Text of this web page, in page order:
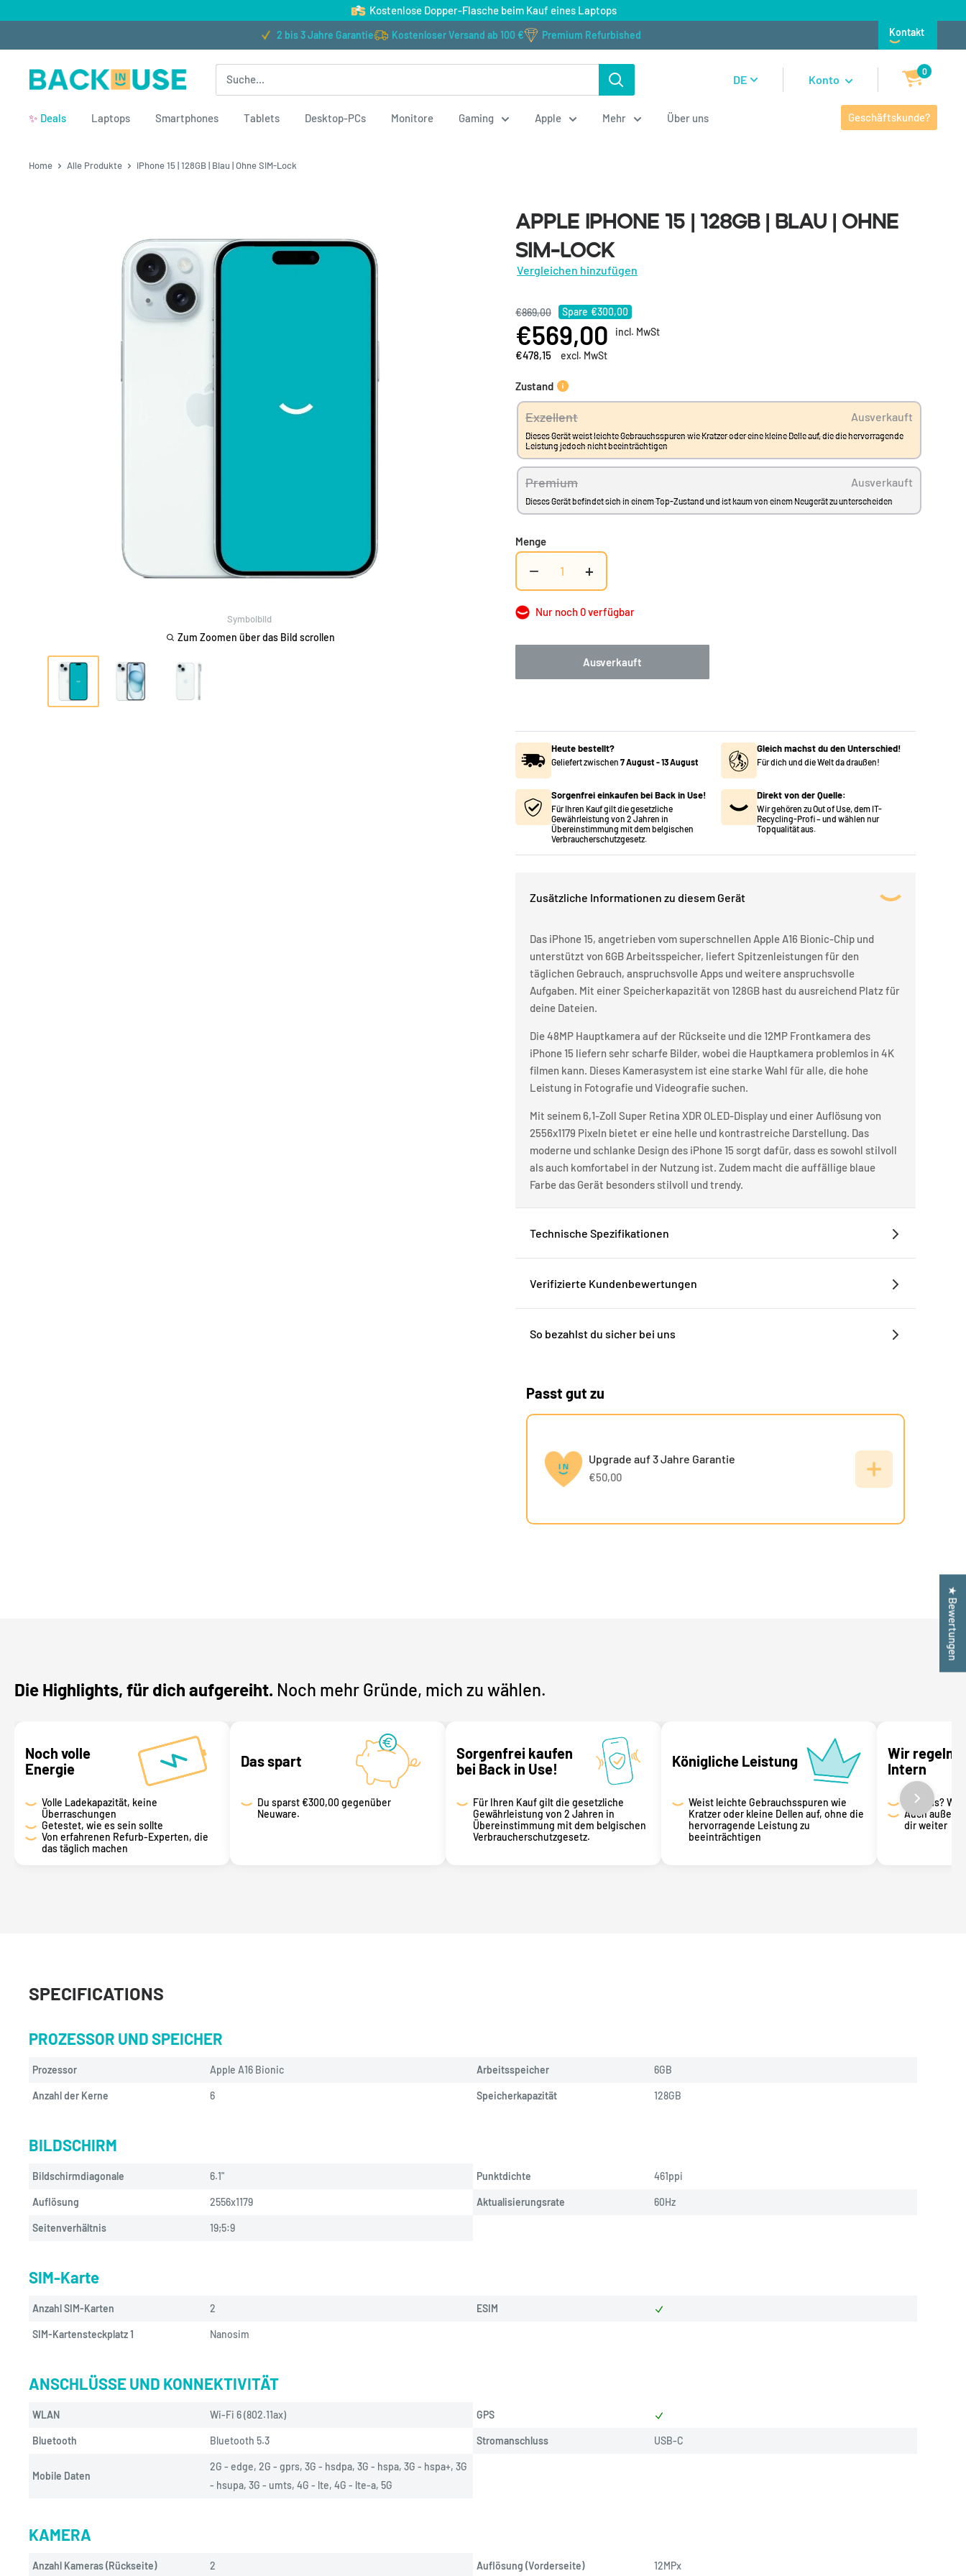
Kostenlose Dopper-Flasche beim Kauf eines Laptops
2 bis 3 Jahre Garantie Kostenloser Versand ab 100 € Premium Refurbished Kontakt
Back in Use DE Konto
0
✨ Deals Laptops Smartphones Tablets Desktop-PCs Monitore Gaming Apple Mehr Über uns Geschäftskunde?
Home Alle Produkte iPhone 15 | 128GB | Blau | Ohne SIM-Lock
Lock
€869,00 Spare€300,00
€569,00
excl. MwSt
Vergleichen hinzufügen
Symbolbild
Zum Zoomen über das Bild scrollen
Apple iPhone 15 | 128GB | Blau | Ohne
SIM-Lock
Vergleichen hinzufügen
€869,00 Spare €300,00
€569,00 incl. MwSt
€478,15 excl. MwSt
Zustand
Exzellent Ausverkauft
Dieses Gerät weist leichte Gebrauchsspuren wie Kratzer oder eine kleine Delle auf, die die hervorragende
Leistung jedoch nicht beeinträchtigen
Premium Ausverkauft
Dieses Gerät befindet sich in einem Top-Zustand und ist kaum von einem Neugerät zu unterscheiden
Menge
− +
Nur noch 0 verfügbar
Ausverkauft
Heute bestellt?
Geliefert zwischen 7 August-13 August
Sorgenfrei einkaufen bei Back in Use!
Für Ihren Kauf gilt die gesetzliche
Gewährleistung von 2 Jahren in
Übereinstimmung mit dem belgischen
Verbraucherschutzgesetz.
Gleich machst du den Unterschied!
Für dich und die Welt da draußen!
Direkt von der Quelle:
Wir gehören zu Out of Use, dem IT-
Recycling-Profi – und wählen nur
Topqualität aus.
Zusätzliche Informationen zu diesem Gerät
Das iPhone 15, angetrieben vom superschnellen Apple A16 Bionic-Chip und
unterstützt von 6GB Arbeitsspeicher, liefert Spitzenleistungen für den
täglichen Gebrauch, anspruchsvolle Apps und weitere anspruchsvolle
Aufgaben. Mit einer Speicherkapazität von 128GB hast du ausreichend Platz für
deine Dateien.
Die 48MP Hauptkamera auf der Rückseite und die 12MP Frontkamera des
iPhone 15 liefern sehr scharfe Bilder, wobei die Hauptkamera problemlos in 4K
filmen kann. Dieses Kamerasystem ist eine starke Wahl für alle, die hohe
Leistung in Fotografie und Videografie suchen.
Mit seinem 6,1-Zoll Super Retina XDR OLED-Display und einer Auflösung von
2556x1179 Pixeln bietet er eine helle und kontrastreiche Darstellung. Das
moderne und schlanke Design des iPhone 15 sorgt dafür, dass es sowohl stilvoll
als auch komfortabel in der Nutzung ist. Zudem macht die auffällige blaue
Farbe das Gerät besonders stilvoll und trendy.
Technische Spezifikationen
Verifizierte Kundenbewertungen
So bezahlst du sicher bei uns
Passt gut zu
Upgrade auf 3 Jahre Garantie
€50,00
Die Highlights, für dich aufgereiht. Noch mehr Gründe, mich zu wählen.
Noch volle
Energie
Volle Ladekapazität, keine
Überraschungen
Getestet, wie es sein sollte
Von erfahrenen Refurb-Experten, die
das täglich machen
Das spart
Du sparst€300,00 gegenüber
Neuware.
Sorgenfrei kaufen
bei Back in Use!
Für Ihren Kauf gilt die gesetzliche
Gewährleistung von 2 Jahren in
Übereinstimmung mit dem belgischen
Verbraucherschutzgesetz.
Königliche Leistung
Weist leichte Gebrauchsspuren wie
Kratzer oder kleine Dellen auf, ohne die
hervorragende Leistung zu
beeinträchtigen
Wir regeln
Intern
Von uns?
Auch
dir weiter
SPECIFICATIONS
PROZESSOR UND SPEICHER
Prozessor Apple A16 Bionic
Anzahl der Kerne 6
Arbeitsspeicher 6GB
Speicherkapazität 128GB
BILDSCHIRM
Bildschirmdiagonale 6.1"
Auflösung 2556x1179
Seitenverhältnis 19;5:9
Punktdichte 461ppi
Aktualisierungsrate 60Hz
SIM-Karte
Anzahl SIM-Karten 2
SIM-Kartensteckplatz 1 Nanosim
ESIM
ANSCHLÜSSE UND KONNEKTIVITÄT
WLAN Wi-Fi 6 (802.11ax)
Bluetooth Bluetooth 5.3
Mobile Daten
2G - edge, 2G - gprs, 3G - hsdpa, 3G - hspa, 3G - hspa+, 3G
- hsupa, 3G - umts, 4G - lte, 4G - lte-a, 5G
GPS
Stromanschluss USB-C
KAMERA
Anzahl Kameras (Rückseite) 2 Auflösung (Vorderseite) 12MPx
★ Bewertungen